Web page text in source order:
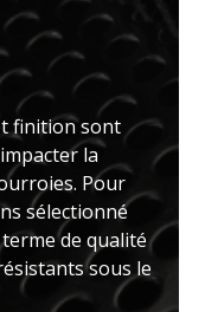
finition sont
la
Pour
sélectionné
de qualité
sous le